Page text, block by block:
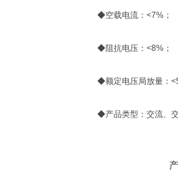
◆空载电流：<7%；
◆阻抗电压：<8%；
◆额定电压局放量：
◆产品类型：交流、